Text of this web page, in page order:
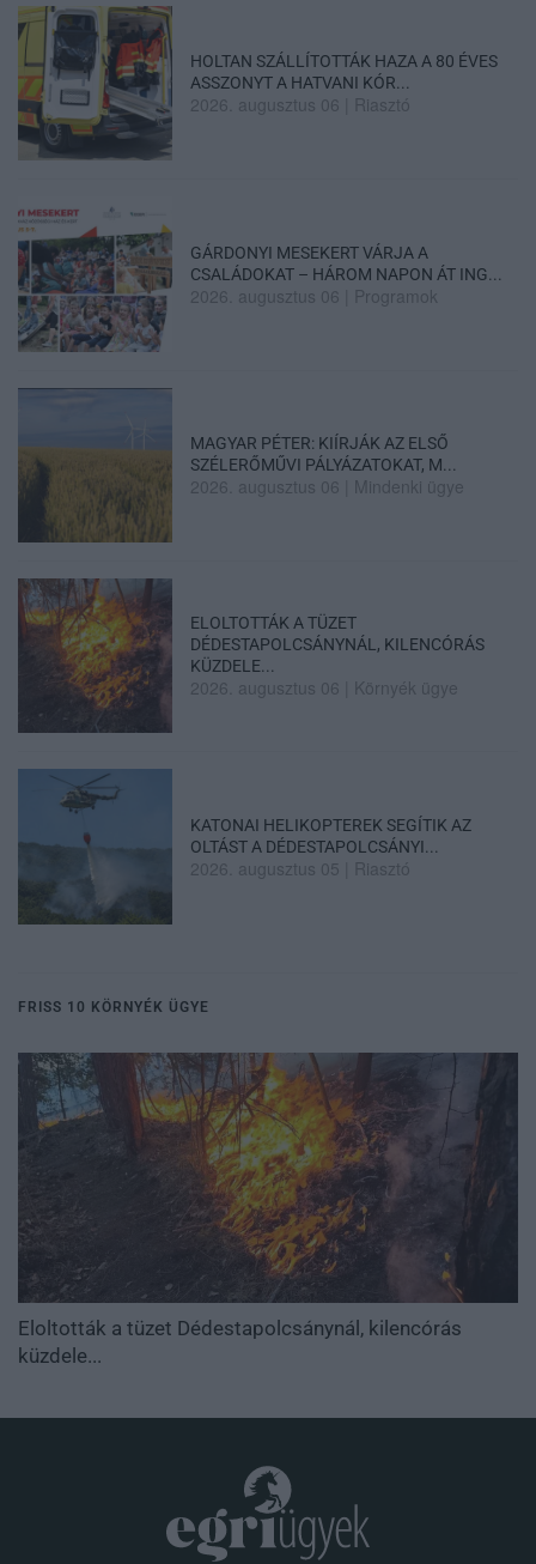
HOLTAN SZÁLLÍTOTTÁK HAZA A 80 ÉVES
ASSZONYT A HATVANI KÓR...
2026. augusztus 06 Riasztó
GÁRDONYI MESEKERT VÁRJA A
CSALÁDOKAT – HÁROM NAPON ÁT ING...
2026. augusztus 06 Programok
MAGYAR PÉTER: KIÍRJÁK AZ ELSŐ
SZÉLERŐMŰVI PÁLYÁZATOKAT, M...
2026. augusztus 06 Mindenki ügye
ELOLTOTTÁK A TÜZET
DÉDESTAPOLCSÁNYNÁL, KILENCÓRÁS
KÜZDELE...
2026. augusztus 06 Környék ügye
KATONAI HELIKOPTEREK SEGÍTIK AZ
OLTÁST A DÉDESTAPOLCSÁNYI...
2026. augusztus 05 Riasztó
FRISS 10 KÖRNYÉK ÜGYE
Eloltották a tüzet Dédestapolcsánynál, kilencórás
küzdele...